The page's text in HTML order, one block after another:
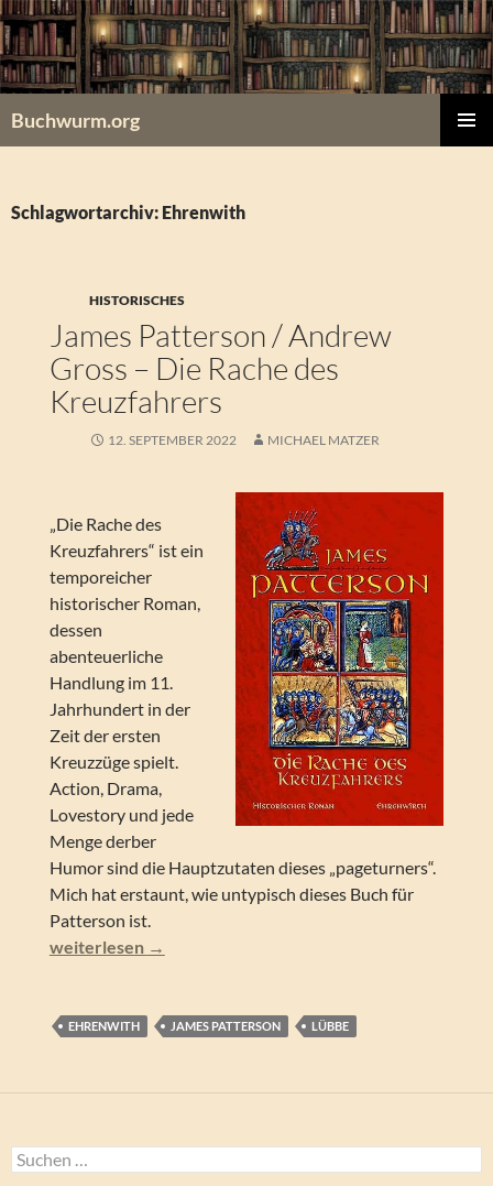
Zum
Inhalt
springen
Buchwurm.org
Schlagwortarchiv: Ehrenwith
HISTORISCHES
James Patterson / Andrew
Gross – Die Rache des
Kreuzfahrers
12. SEPTEMBER 2022 MICHAEL MATZER
„Die Rache des
Kreuzfahrers“ ist ein
temporeicher
historischer Roman,
dessen
abenteuerliche
Handlung im 11.
Jahrhundert in der
Zeit der ersten
Kreuzzüge spielt.
Action, Drama,
Lovestory und jede
Menge derber
Humor sind die Hauptzutaten dieses „pageturners“.
Mich hat erstaunt, wie untypisch dieses Buch für
Patterson ist.
James Patterson / Andrew Gross – Die Rache des
weiterlesen →
EHRENWITH JAMES PATTERSON LÜBBE
Suchen
nach: